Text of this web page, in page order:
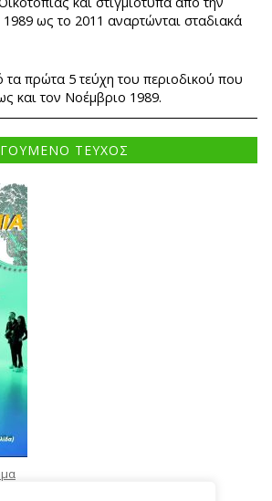
ως το 2011 αναρτώνται σταδιακά
πρώτα 5 τεύχη του περιοδικού που
και τον Νοέμβριο 1989.
ΤΕΥΧΟΣ